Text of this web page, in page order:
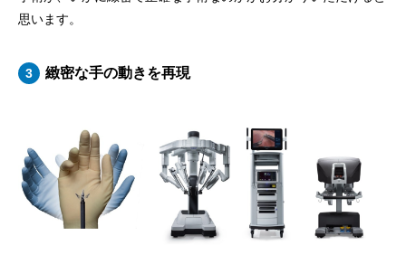
思います。
3 緻密な手の動きを再現